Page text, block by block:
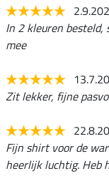
In 2 kleuren besteld,
mee
Zit lekker, fijne
Fijn shirt voor de
heerlijk luchtig. Heb